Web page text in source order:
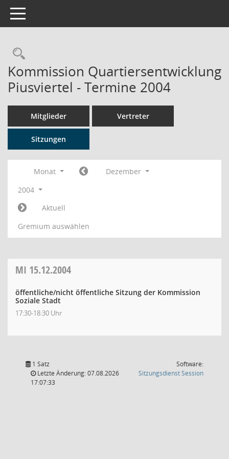
Toggle navigation
Rechercheauswahl
Kommission Quartiersentwicklung
Piusviertel - Termine 2004
Mitglieder Vertreter
Sitzungen
Monat
Dezember
2004
Aktuell
Gremium auswählen
MI 15.12.2004
öffentliche/nicht öffentliche Sitzung der Kommission
Soziale Stadt
17:30-18:30 Uhr
1 Satz
Letzte Änderung: 07.08.2026
17:07:33
Software:
SitzungsdienstSession(Wird in